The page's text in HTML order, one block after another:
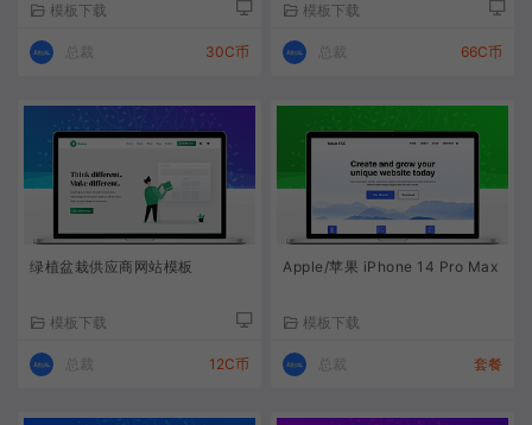
模板下载
总裁 30C币
模板下载
总裁 66C币
绿植盆栽供应商网站模板
模板下载
总裁 12C币
Apple/苹果 iPhone 14 Pro Max
模板下载
总裁 套餐